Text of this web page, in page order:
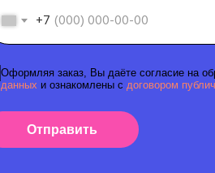
+7
Оформляя заказ, Вы даёте согласие на
данных и ознакомлены с договором
Отправить